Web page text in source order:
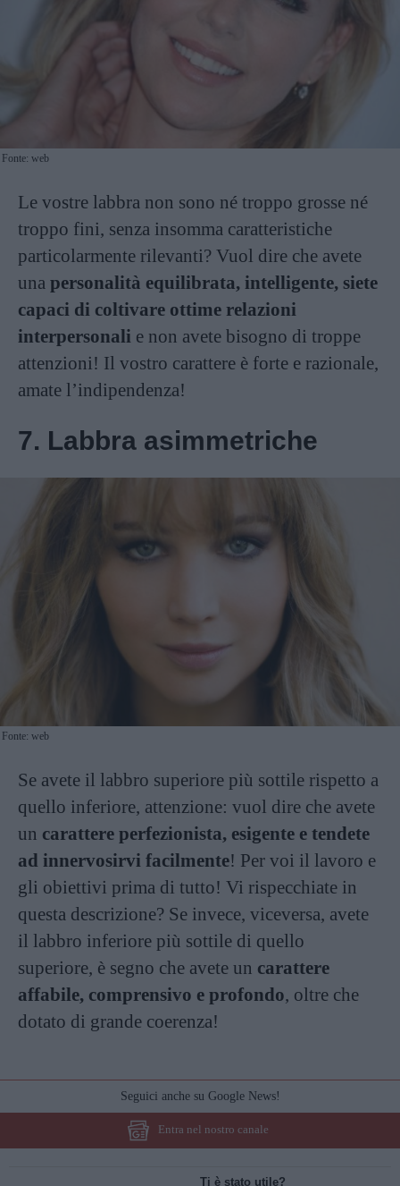
Fonte: web
Le vostre labbra non sono né troppo grosse né
troppo fini, senza insomma caratteristiche
particolarmente rilevanti? Vuol dire che avete
una personalità equilibrata, intelligente, siete
capaci di coltivare ottime relazioni
interpersonali e non avete bisogno di troppe
attenzioni! Il vostro carattere è forte e razionale,
amate l’indipendenza!
7. Labbra asimmetriche
Fonte: web
Se avete il labbro superiore più sottile rispetto a
quello inferiore, attenzione: vuol dire che avete
un carattere perfezionista, esigente e tendete
ad innervosirvi facilmente! Per voi il lavoro e
gli obiettivi prima di tutto! Vi rispecchiate in
questa descrizione? Se invece, viceversa, avete
il labbro inferiore più sottile di quello
superiore, è segno che avete un carattere
affabile, comprensivo e profondo, oltre che
dotato di grande coerenza!
Seguici anche su Google News!
Entra nel nostro canale
Ti è stato utile?